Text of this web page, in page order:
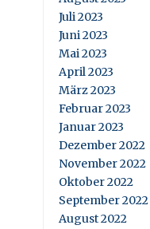
Juli 2023
Juni 2023
Mai 2023
April 2023
März 2023
Februar 2023
Januar 2023
Dezember 2022
November 2022
Oktober 2022
September 2022
August 2022